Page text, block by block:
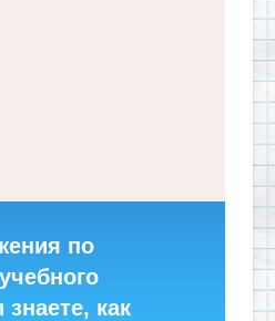
по
как